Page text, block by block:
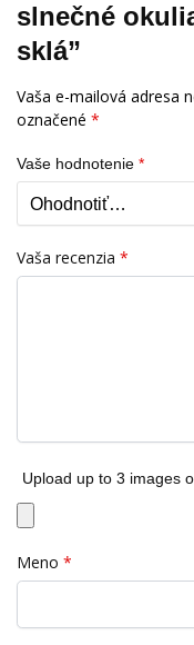
slnečné
sklá”
Vaša e-mailová adresa
označené *
Vaše hodnotenie *
Vaša recenzia *
Upload up to 3 images
Meno *